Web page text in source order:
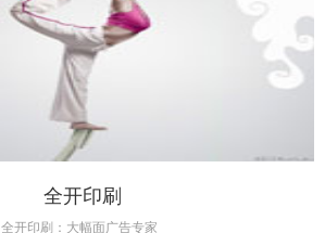
全开印刷
全开印刷：大幅面广告专家